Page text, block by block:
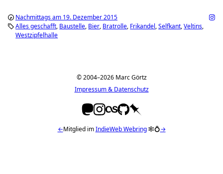
Nachmittags am 19. Dezember 2015
Alles geschafft Baustelle Bier Bratrolle Frikandel Selfkant Veltins
Westzipfelhalle
© 2004–2026 Marc Görtz
Impressum & Datenschutz
←Mitglied imIndieWeb Webring🕸💍→